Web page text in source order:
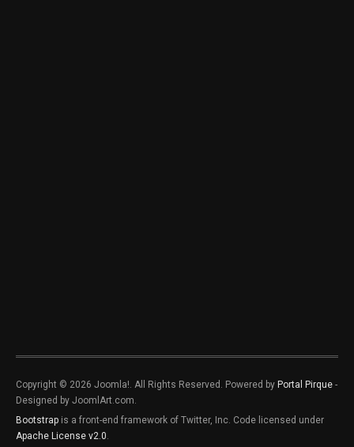
Copyright © 2026 Joomla!. All Rights Reserved. Powered by Portal Pirque -
Designed by JoomlArt.com.
Bootstrap is a front-end framework of Twitter, Inc. Code licensed under
Apache License v2.0.